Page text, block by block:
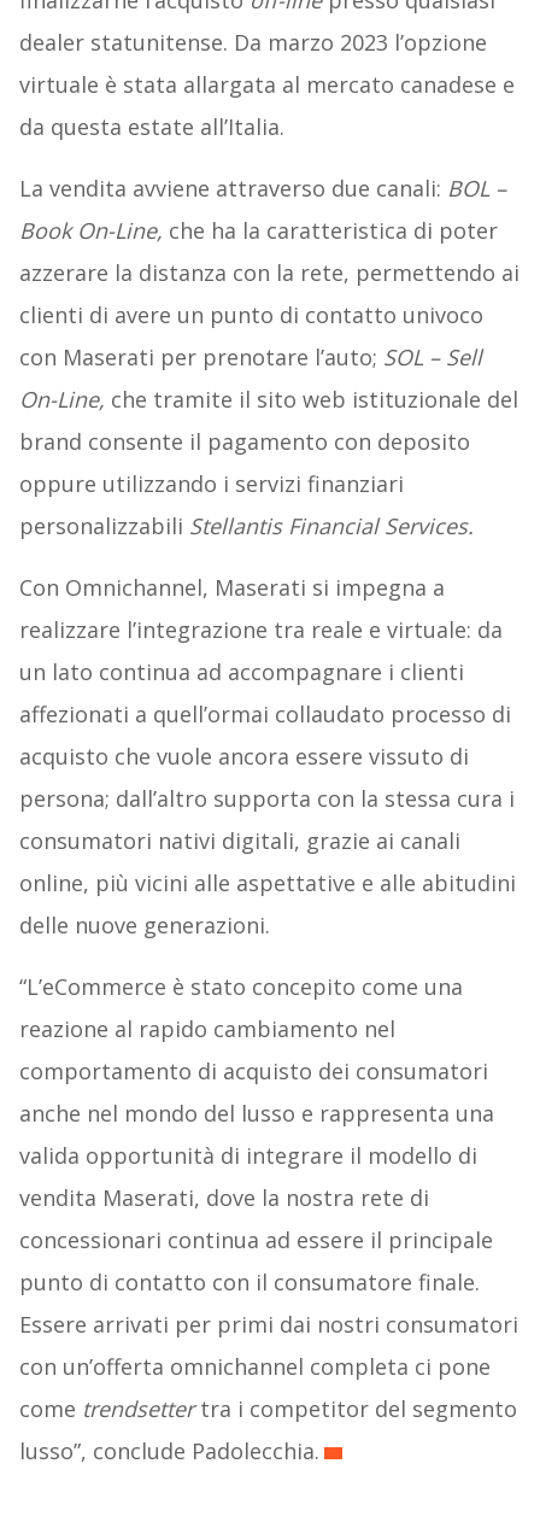
dealer statunitense. Da marzo 2023 l’opzione
virtuale è stata allargata al mercato canadese e
da questa estate all’Italia.
La vendita avviene attraverso due canali: BOL –
Book On-Line, che ha la caratteristica di poter
azzerare la distanza con la rete, permettendo ai
clienti di avere un punto di contatto univoco
con Maserati per prenotare l’auto; SOL – Sell
On-Line, che tramite il sito web istituzionale del
brand consente il pagamento con deposito
oppure utilizzando i servizi finanziari
personalizzabili Stellantis Financial Services.
Con Omnichannel, Maserati si impegna a
realizzare l’integrazione tra reale e virtuale: da
un lato continua ad accompagnare i clienti
affezionati a quell’ormai collaudato processo di
acquisto che vuole ancora essere vissuto di
persona; dall’altro supporta con la stessa cura i
consumatori nativi digitali, grazie ai canali
online, più vicini alle aspettative e alle abitudini
delle nuove generazioni.
“L’eCommerce è stato concepito come una
reazione al rapido cambiamento nel
comportamento di acquisto dei consumatori
anche nel mondo del lusso e rappresenta una
valida opportunità di integrare il modello di
vendita Maserati, dove la nostra rete di
concessionari continua ad essere il principale
punto di contatto con il consumatore finale.
Essere arrivati per primi dai nostri consumatori
con un’offerta omnichannel completa ci pone
come trendsettertra i competitor del segmento
lusso”, conclude Padolecchia.